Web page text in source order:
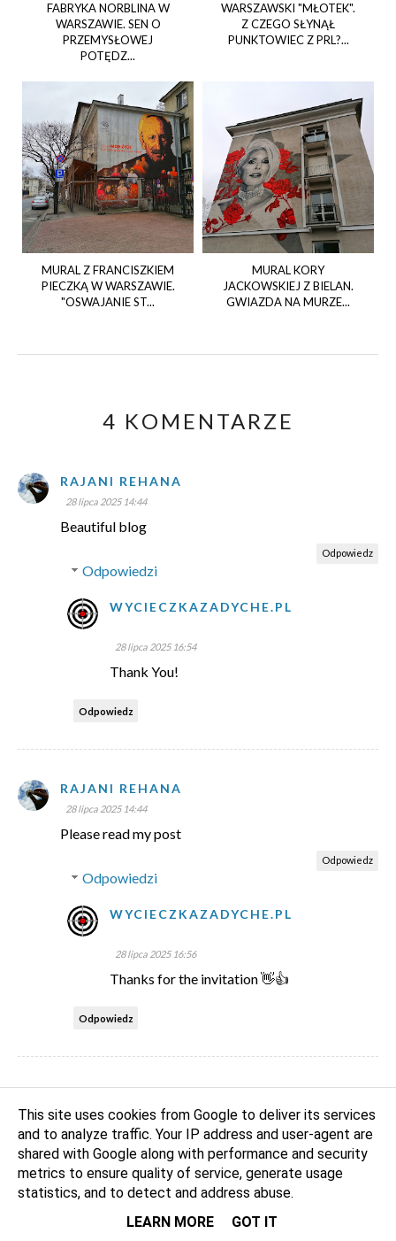
FABRYKA NORBLINA W
WARSZAWIE. SEN O
PRZEMYSŁOWEJ
POTĘDZ...
WARSZAWSKI "MŁOTEK".
Z CZEGO SŁYNĄŁ
PUNKTOWIEC Z PRL?...
MURAL Z FRANCISZKIEM
PIECZKĄ W WARSZAWIE.
"OSWAJANIE ST...
MURAL KORY
JACKOWSKIEJ Z BIELAN.
GWIAZDA NA MURZE...
4 KOMENTARZE
RAJANI REHANA
28 lipca 2025 14:44
Beautiful blog
Odpowiedz
Odpowiedzi
WYCIECZKAZADYCHE.PL
28 lipca 2025 16:54
Thank You!
Odpowiedz
RAJANI REHANA
28 lipca 2025 14:44
Please read my post
Odpowiedz
Odpowiedzi
WYCIECZKAZADYCHE.PL
28 lipca 2025 16:56
Thanks for the invitation 👋👍
Odpowiedz
This site uses cookies from Google to deliver its services
and to analyze traffic. Your IP address and user-agent are
shared with Google along with performance and security
metrics to ensure quality of service, generate usage
statistics, and to detect and address abuse.
LEARN MORE
GOT IT